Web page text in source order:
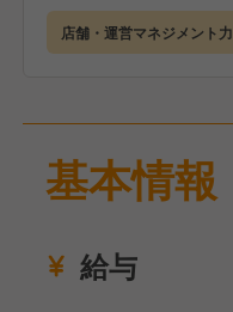
店舗・運営マネジメント力
基本情報
給与